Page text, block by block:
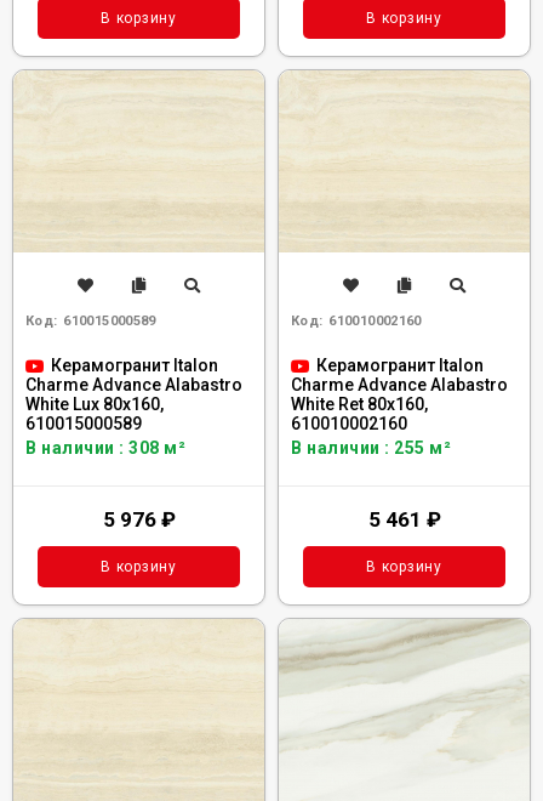
В корзину В корзину
Код: 610015000589
Керамогранит Italon
Charme Advance Alabastro
White Lux 80x160,
610015000589
В наличии : 308 м²
5 976 ₽
В корзину
Код: 610010002160
Керамогранит Italon
Charme Advance Alabastro
White Ret 80x160,
610010002160
В наличии : 255 м²
5 461 ₽
В корзину